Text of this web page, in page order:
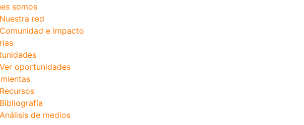
somos
Nuestra red
Comunidad e impacto
Ver oportunidades
Recursos
Bibliografía
Análisis de medios